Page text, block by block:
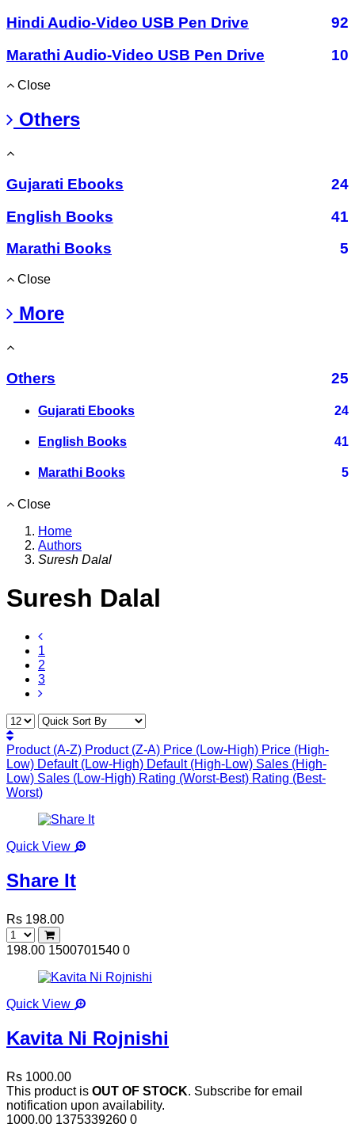
Hindi Audio-Video USB Pen Drive
92
Marathi Audio-Video USB Pen Drive
10
Close
Others
Gujarati Ebooks
24
English Books
41
Marathi Books
5
Close
More
Others 25
Gujarati Ebooks 24
English Books 41
Marathi Books 5
Close
Home
Authors
Suresh Dalal
Suresh Dalal
1
2
3
Product (A-Z) Product (Z-A) Price (Low-High) Price (High-
Low) Default (Low-High) Default (High-Low) Sales (High-
Low) Sales (Low-High) Rating (Worst-Best) Rating (Best-
Worst)
Quick View
Share It
Rs 198.00
198.00 1500701540 0
Quick View
Kavita Ni Rojnishi
Rs 1000.00
This product is OUT OF STOCK. Subscribe for email
notification upon availability.
1000.00 1375339260 0